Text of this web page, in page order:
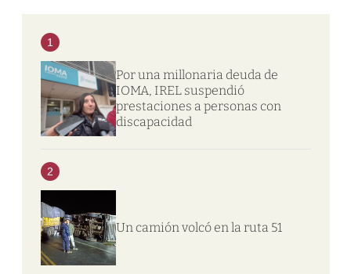
1
Por una millonaria deuda de
IOMA, IREL suspendió
prestaciones a personas con
discapacidad
2
Un camión volcó en la ruta 51